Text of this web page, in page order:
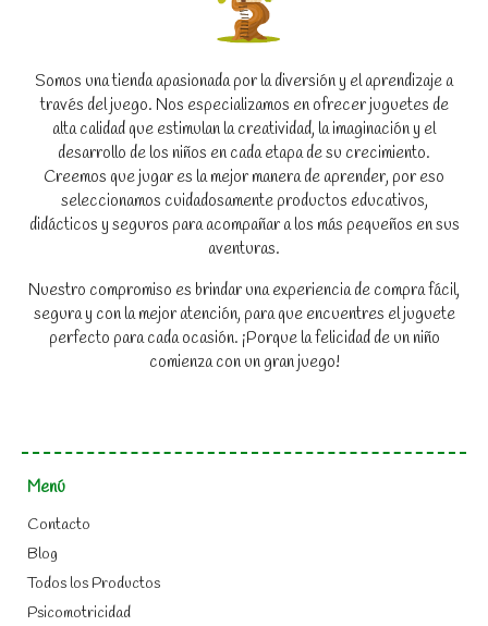
Somos una tienda apasionada por la diversión y el aprendizaje a
través del juego. Nos especializamos en ofrecer juguetes de
alta calidad que estimulan la creatividad, la imaginación y el
desarrollo de los niños en cada etapa de su crecimiento.
Creemos que jugar es la mejor manera de aprender, por eso
seleccionamos cuidadosamente productos educativos,
didácticos y seguros para acompañar a los más pequeños en sus
aventuras.
Nuestro compromiso es brindar una experiencia de compra fácil,
segura y con la mejor atención, para que encuentres el juguete
perfecto para cada ocasión. ¡Porque la felicidad de un niño
comienza con un gran juego!
Menú
Contacto
Blog
Todos los Productos
Psicomotricidad